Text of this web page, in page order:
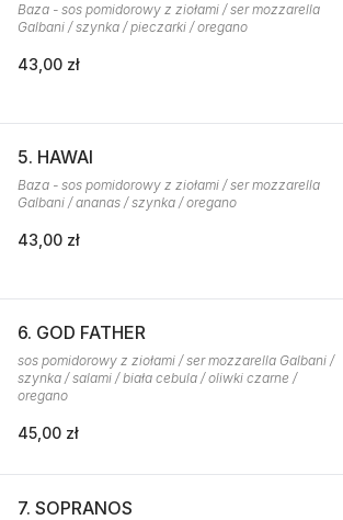
Baza - sos pomidorowy z ziołami / ser mozzarella
Galbani / szynka / pieczarki / oregano
43,00 zł
5. HAWAI
Baza - sos pomidorowy z ziołami / ser mozzarella
Galbani / ananas / szynka / oregano
43,00 zł
6. GOD FATHER
sos pomidorowy z ziołami / ser mozzarella Galbani /
szynka / salami / biała cebula / oliwki czarne /
oregano
45,00 zł
7. SOPRANOS